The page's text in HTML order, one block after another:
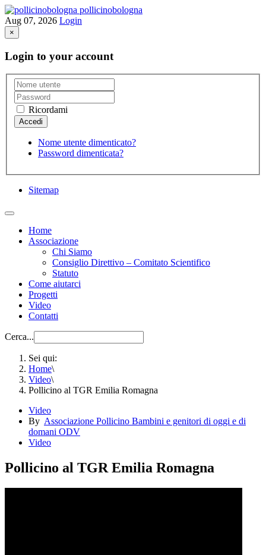
pollicinobologna
Aug 07, 2026 Login
×
Login to your account
Ricordami
Nome utente dimenticato?
Password dimenticata?
Sitemap
Home
Associazione
Chi Siamo
Consiglio Direttivo – Comitato Scientifico
Statuto
Come aiutarci
Progetti
Video
Contatti
Cerca...
Sei qui:
Home\
Video\
Pollicino al TGR Emilia Romagna
Video
By Associazione Pollicino Bambini e genitori di oggi e di
domani ODV
Video
Pollicino al TGR Emilia Romagna